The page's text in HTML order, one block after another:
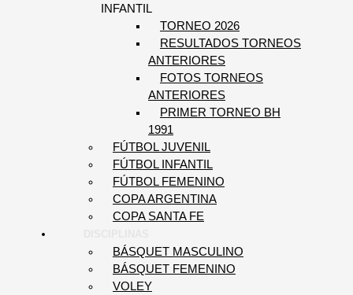
INFANTIL
TORNEO 2026
RESULTADOS TORNEOS
ANTERIORES
FOTOS TORNEOS
ANTERIORES
PRIMER TORNEO BH
1991
FÚTBOL JUVENIL
FÚTBOL INFANTIL
FÚTBOL FEMENINO
COPA ARGENTINA
COPA SANTA FE
BÁSQUET MASCULINO
BÁSQUET FEMENINO
VOLEY